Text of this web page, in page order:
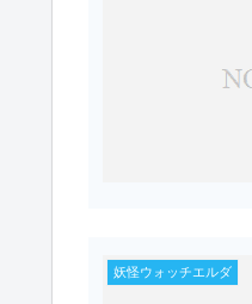
妖怪ウォッチエルダ